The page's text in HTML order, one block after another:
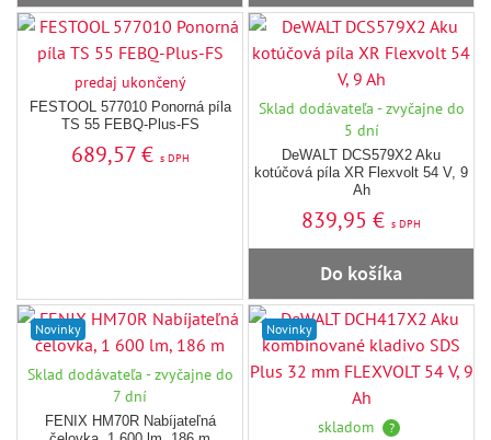
predaj ukončený
FESTOOL 577010 Ponorná píla
TS 55 FEBQ-Plus-FS
689,57 € s DPH
Sklad dodávateľa - zvyčajne do
5 dní
DeWALT DCS579X2 Aku
kotúčová píla XR Flexvolt 54 V, 9
Ah
839,95 € s DPH
Do košíka
Novinky
Sklad dodávateľa - zvyčajne do
7 dní
FENIX HM70R Nabíjateľná
Novinky
skladom ?